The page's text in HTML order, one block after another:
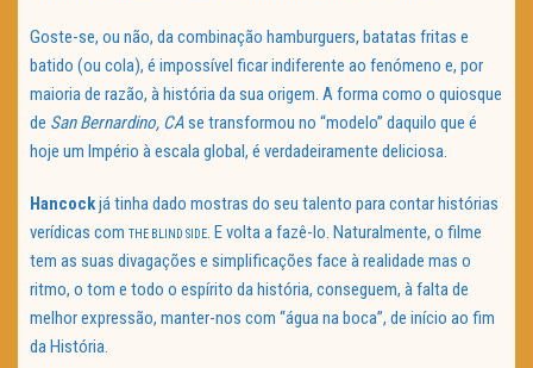
Goste-se, ou não, da combinação hamburguers, batatas fritas e
batido (ou cola), é impossível ficar indiferente ao fenómeno e, por
maioria de razão, à história da sua origem. A forma como o quiosque
de San Bernardino, CAse transformou no “modelo” daquilo que é
hoje um Império à escala global, é verdadeiramente deliciosa.
Hancockjá tinha dado mostras do seu talento para contar histórias
verídicas com THE BLIND SIDE. E volta a fazê-lo. Naturalmente, o filme
tem as suas divagações e simplificações face à realidade mas o
ritmo, o tom e todo o espírito da história, conseguem, à falta de
melhor expressão, manter-nos com “água na boca”, de início ao fim
da História.